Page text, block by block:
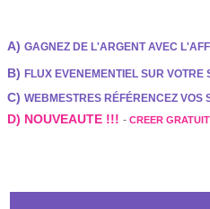
A) GAGNEZ DE L'ARGENT AVEC
B) FLUX EVENEMENTIEL SUR VOTRE
C) WEBMESTRES RÉFÉRENCEZ
D) NOUVEAUTE !!! - CREER